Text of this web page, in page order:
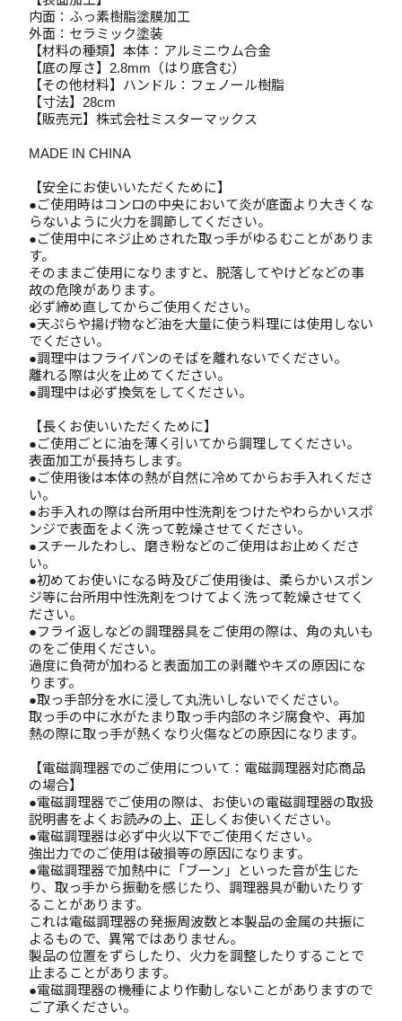
内面：ふっ素樹脂塗膜加工
外面：セラミック塗装
【材料の種類】本体：アルミニウム合金
【底の厚さ】2.8mm（はり底含む）
【その他材料】ハンドル：フェノール樹脂
【寸法】28cm
【販売元】株式会社ミスターマックス
MADE IN CHINA
【安全にお使いいただくために】
●ご使用時はコンロの中央において炎が底面より大きくな
らないように火力を調節してください。
●ご使用中にネジ止めされた取っ手がゆるむことがありま
す。
そのままご使用になりますと、脱落してやけどなどの事
故の危険があります。
必ず締め直してからご使用ください。
●天ぷらや揚げ物など油を大量に使う料理には使用しない
でください。
●調理中はフライパンのそばを離れないでください。
離れる際は火を止めてください。
●調理中は必ず換気をしてください。
【長くお使いいただくために】
●ご使用ごとに油を薄く引いてから調理してください。
表面加工が長持ちします。
●ご使用後は本体の熱が自然に冷めてからお手入れくださ
い。
●お手入れの際は台所用中性洗剤をつけたやわらかいスポ
ンジで表面をよく洗って乾燥させてください。
●スチールたわし、磨き粉などのご使用はお止めくださ
い。
●初めてお使いになる時及びご使用後は、柔らかいスポン
ジ等に台所用中性洗剤をつけてよく洗って乾燥させてく
ださい。
●フライ返しなどの調理器具をご使用の際は、角の丸いも
のをご使用ください。
過度に負荷が加わると表面加工の剥離やキズの原因にな
ります。
●取っ手部分を水に浸して丸洗いしないでください。
取っ手の中に水がたまり取っ手内部のネジ腐食や、再加
熱の際に取っ手が熱くなり火傷などの原因になります。
【電磁調理器でのご使用について：電磁調理器対応商品
の場合】
●電磁調理器でご使用の際は、お使いの電磁調理器の取扱
説明書をよくお読みの上、正しくお使いください。
●電磁調理器は必ず中火以下でご使用ください。
強出力でのご使用は破損等の原因になります。
●電磁調理器で加熱中に「ブーン」といった音が生じた
り、取っ手から振動を感じたり、調理器具が動いたりす
ることがあります。
これは電磁調理器の発振周波数と本製品の金属の共振に
よるもので、異常ではありません。
製品の位置をずらしたり、火力を調整したりすることで
止まることがあります。
●電磁調理器の機種により作動しないことがありますので
ご了承ください。